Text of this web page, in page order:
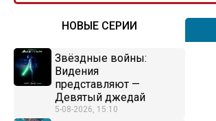
НОВЫЕ СЕРИИ
Звёздные войны:
Видения
представляют —
Девятый джедай
5-08-2026, 15:10